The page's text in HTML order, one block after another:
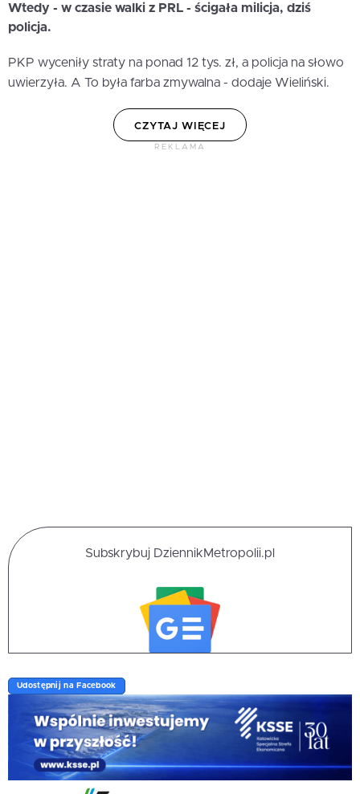
Wtedy - w czasie walki z PRL - ścigała milicja, dziś
policja.
PKP wyceniły straty na ponad 12 tys. zł, a policja na słowo
uwierzyła. A To była farba zmywalna - dodaje Wieliński.
CZYTAJ WIĘCEJ
REKLAMA
Subskrybuj DziennikMetropolii.pl
Udostępnij na Facebook